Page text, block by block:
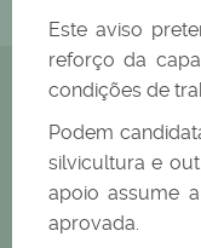
Este aviso
reforço da
condições de
Podem
silvicultura e
apoio assume
aprovada.